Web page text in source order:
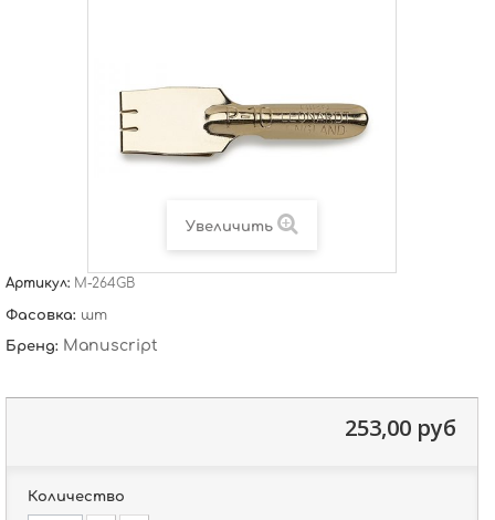
Увеличить
Артикул: M-264GB
Фасовка: шт
Бренд: Manuscript
253,00 руб
Количество